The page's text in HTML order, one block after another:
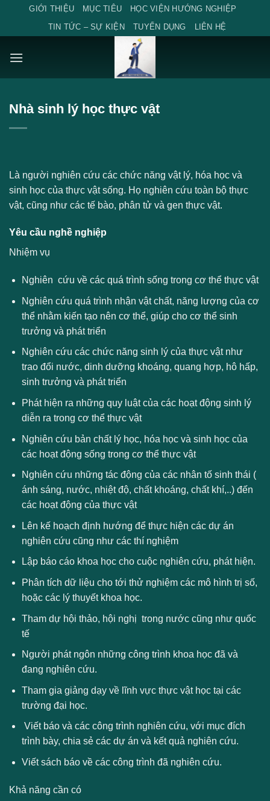
content
GIỚI THIỆU MỤC TIÊU
HỌC VIỆN HƯỚNG NGHIỆP
TIN TỨC – SỰ KIỆN
TUYỂN DỤNG LIÊN HỆ
Nhà sinh lý học thực vật
Là người nghiên cứu các chức năng vật lý, hóa học và
sinh học của thực vật sống. Họ nghiên cứu toàn bộ thực
vật, cũng như các tế bào, phân tử và gen thực vật.
Yêu cầu nghề nghiệp
Nhiệm vụ
Nghiên cứu về các quá trình sống trong cơ thể thực vật
Nghiên cứu quá trình nhận vật chất, năng lượng của cơ
thể nhằm kiến tạo nên cơ thể, giúp cho cơ thể sinh
trưởng và phát triển
Nghiên cứu các chức năng sinh lý của thực vật như
trao đổi nước, dinh dưỡng khoáng, quang hợp, hô hấp,
sinh trưởng và phát triển
Phát hiện ra những quy luật của các hoạt động sinh lý
diễn ra trong cơ thể thực vật
Nghiên cứu bản chất lý học, hóa học và sinh học của
các hoạt động sống trong cơ thể thực vật
Nghiên cứu những tác động của các nhân tố sinh thái (
ánh sáng, nước, nhiệt độ, chất khoáng, chất khí,..) đến
các hoạt động của thực vật
Lên kế hoạch định hướng để thực hiện các dự án
nghiên cứu cũng như các thí nghiệm
Lập báo cáo khoa học cho cuộc nghiên cứu, phát hiện.
Phân tích dữ liệu cho tới thử nghiệm các mô hình trị số,
hoặc các lý thuyết khoa học.
Tham dự hội thảo, hội nghị trong nước cũng như quốc
tế
Người phát ngôn những công trình khoa học đã và
đang nghiên cứu.
Tham gia giảng dạy về lĩnh vực thực vật học tại các
trường đại học.
Viết báo và các công trình nghiên cứu, với mục đích
trình bày, chia sẻ các dự án và kết quả nghiên cứu.
Viết sách báo về các công trình đã nghiên cứu.
Khả năng cần có